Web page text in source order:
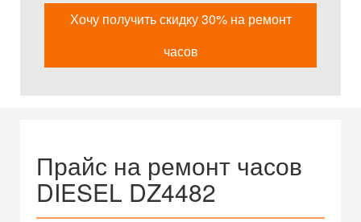
Хочу получить скидку 30% на ремонт
часов
Прайс на ремонт часов
DIESEL DZ4482